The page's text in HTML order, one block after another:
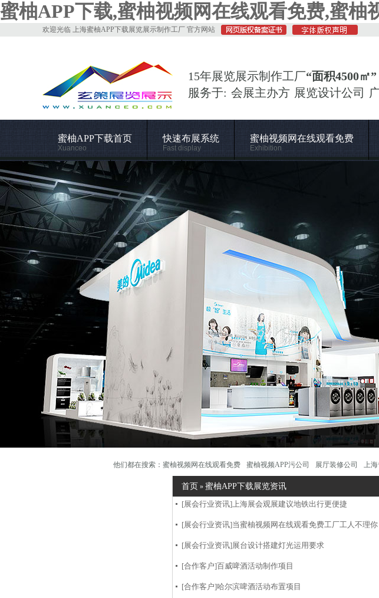
蜜柚APP下载,蜜柚视频网在线观看免费,蜜柚
欢迎光临 上海蜜柚APP下载展览展示制作工厂 官方网站
15年展览展示制作工厂“面积4500㎡”
服务于: 会展主办方 展览设计公司
蜜柚APP下载首页
Xuanceo
快速布展系统
Fast display
蜜柚视频网在线观看免费
Exhibition
常用材料
Supporting
施工管理
Construction
他们都在搜索： 蜜柚视频网在线观看免费 蜜柚视频APP污公司 展厅装修公司 上
首页 » 蜜柚APP下载展览资讯
[展会行业资讯]上海展会观展建议地铁出行更便捷
[展会行业资讯]当蜜柚视频网在线观看免费工厂工人不理你
[展会行业资讯]展台设计搭建灯光运用要求
[合作客户]百威啤酒活动制作项目
[合作客户]哈尔滨啤酒活动布置项目